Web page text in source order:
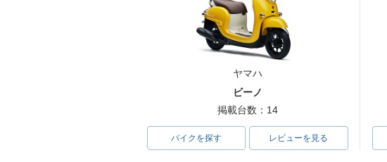
ヤマハ
ビーノ
掲載台数：14
バイクを探す レビューを見る